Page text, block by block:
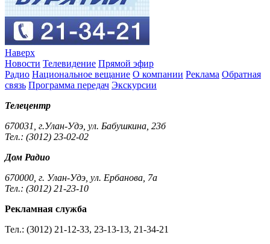
Наверх
Новости Телевидение Прямой эфир
Радио Национальное вещание О компании Реклама Обратная
связь Программа передач Экскурсии
Телецентр
670031, г.Улан-Удэ, ул. Бабушкина, 23б
Тел.: (3012) 23-02-02
Дом Радио
670000, г. Улан-Удэ, ул. Ербанова, 7а
Тел.: (3012) 21-23-10
Рекламная служба
Тел.: (3012) 21-12-33, 23-13-13, 21-34-21